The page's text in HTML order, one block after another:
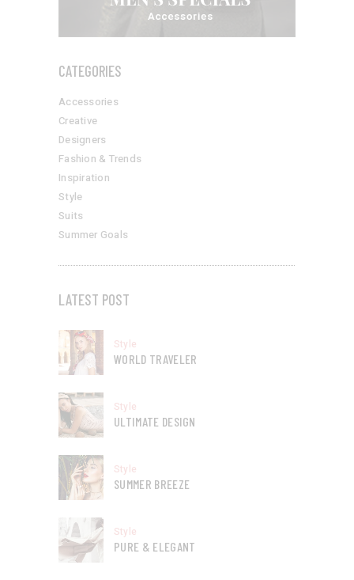
CATEGORIES
Accessories
Creative
Designers
Fashion & Trends
Inspiration
Style
Suits
Summer Goals
LATEST POST
Style
WORLD TRAVELER
Style
ULTIMATE DESIGN
Style
SUMMER BREEZE
Style
PURE & ELEGANT